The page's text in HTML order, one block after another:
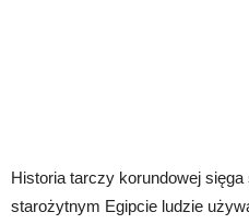
Historia tarczy korundowej
starożytnym Egipcie ludzie